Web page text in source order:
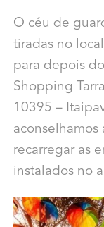
O céu de
tiradas no
para depois
Shopping
10395 –
aconselhamos
recarregar as
instalados no